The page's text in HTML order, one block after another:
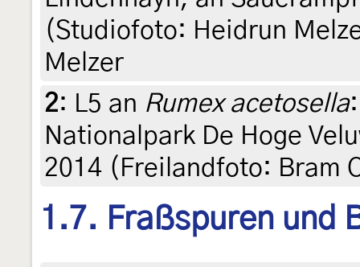
(Studiofoto: Heidrun
Melzer
2: L5 an Rumex acetosella
Nationalpark De Hoge
2014 (Freilandfoto: Bram
1.7. Fraßspuren und